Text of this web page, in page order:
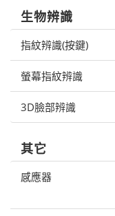
生物辨識
指紋辨識(按鍵)
螢幕指紋辨識
3D臉部辨識
其它
感應器